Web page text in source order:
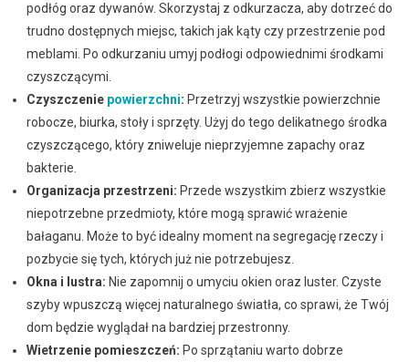
podłóg oraz dywanów. Skorzystaj z odkurzacza, aby dotrzeć do
trudno dostępnych miejsc, takich jak kąty czy przestrzenie pod
meblami. Po odkurzaniu umyj podłogi odpowiednimi środkami
czyszczącymi.
Czyszczenie powierzchni: Przetrzyj wszystkie powierzchnie
robocze, biurka, stoły i sprzęty. Użyj do tego delikatnego środka
czyszczącego, który zniweluje nieprzyjemne zapachy oraz
bakterie.
Organizacja przestrzeni: Przede wszystkim zbierz wszystkie
niepotrzebne przedmioty, które mogą sprawić wrażenie
bałaganu. Może to być idealny moment na segregację rzeczy i
pozbycie się tych, których już nie potrzebujesz.
Okna i lustra: Nie zapomnij o umyciu okien oraz luster. Czyste
szyby wpuszczą więcej naturalnego światła, co sprawi, że Twój
dom będzie wyglądał na bardziej przestronny.
Wietrzenie pomieszczeń: Po sprzątaniu warto dobrze